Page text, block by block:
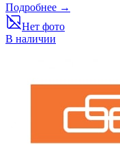
Подробнее →
Нет фото
В наличии